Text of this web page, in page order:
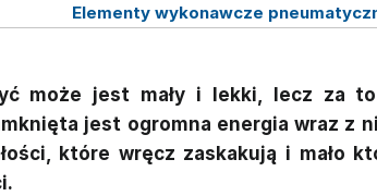
Elementy wykonawcze
może jest mały i lekki, lecz za
jest ogromna energia wraz z
które wręcz zaskakują i mało